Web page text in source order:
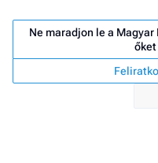
Ne maradjon le a
őket